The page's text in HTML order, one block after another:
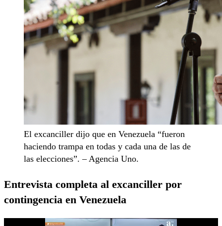
El excanciller dijo que en Venezuela “fueron
haciendo trampa en todas y cada una de las de
las elecciones”. – Agencia Uno.
Entrevista completa al excanciller por
contingencia en Venezuela